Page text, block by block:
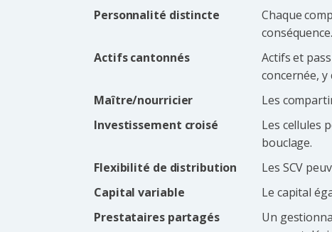
Personnalité distincte
Chaque
conséquence.
Actifs cantonnés
Actifs et
concernée,
Maître/nourricier
Les
Investissement croisé
Les cellules
bouclage.
Flexibilité de distribution
Les SCV
Capital variable
Le capital
Prestataires partagés
Un